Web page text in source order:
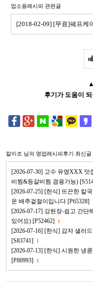
업소용레시피 관련글
[2018-02-09] [무료]쉐프케
후기가 도움이
칼이조 님의 영업레시피후기 최신글
[2026-07-30] 고수 유명XXX
비찜&등갈비찜 겸용가능)
[2026-07-25] [한식] 뜨끈한 칼
운 배추겉절이입니다 [P65328]
[2026-07-17] 강된장-쉽고 간
있어요) [P52462]
1
[2026-07-16] [한식] 감자 샐러
[S83741]
1
[2026-07-13] [한식] 시원한 냉
[P80993]
1